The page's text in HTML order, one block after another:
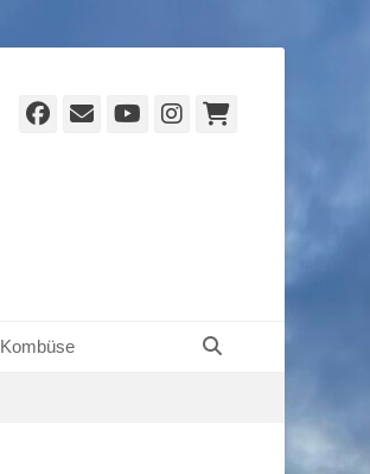
Facebook
E-
YouTube
Instagram
Kombüse